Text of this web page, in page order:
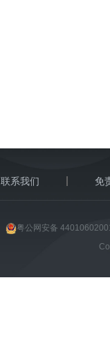
联系我们 免
粤公网安备